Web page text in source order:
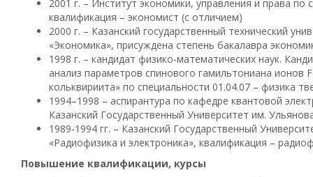
2001 г. – Институт экономики, управления и права по
квалификация – экономист (с отличием)
2000 г. – Казанский государственный технический
«Экономика», присуждена степень бакалавра
1998 г. – кандидат физико-математических наук.
анализ параметров спинового гамильтониана ионов
кольквириита» по специальности 01.04.07 – физика
1994–1998 – аспирантура по кафедре квантовой
Казанский Государственный Университет им.
1989-1994 гг. – Казанский Государственный
«Радиофизика и электроника», квалификация –
Повышение квалификации, курсы